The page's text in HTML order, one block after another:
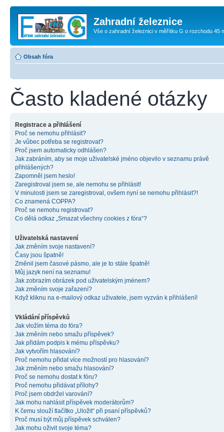
Zahradní železnice
Vše o zahradní železnici v měřítku G o rozchodu 45
Obsah fóra
Často kladené otázky
Registrace a přihlášení
Proč se nemohu přihlásit?
Je vůbec potřeba se registrovat?
Proč jsem automaticky odhlášen?
Jak zabráním, aby se moje uživatelské jméno objevilo v seznamu právě
přihlášených?
Zapomněl jsem heslo!
Zaregistroval jsem se, ale nemohu se přihlásit!
V minulosti jsem se zaregistroval, ovšem nyní se nemohu přihlásit?!
Co znamená COPPA?
Proč se nemohu registrovat?
Co dělá odkaz „Smazat všechny cookies z fóra“?
Uživatelská nastavení
Jak změním svoje nastavení?
Časy jsou špatně!
Změnil jsem časové pásmo, ale je to stále špatně!
Můj jazyk není na seznamu!
Jak zobrazím obrázek pod uživatelským jménem?
Jak změním svoje zařazení?
Když kliknu na e-mailový odkaz uživatele, jsem vyzván k přihlášení!
Vkládání příspěvků
Jak vložím téma do fóra?
Jak změním nebo smažu příspěvek?
Jak přidám podpis k mému příspěvku?
Jak vytvořím hlasování?
Proč nemohu přidat více možností pro hlasování?
Jak změním nebo smažu hlasování?
Proč se nemohu dostat k fóru?
Proč nemohu přidávat přílohy?
Proč jsem obdržel varování?
Jak mohu nahlásit příspěvek moderátorům?
K čemu slouží tlačítko „Uložit“ při psaní příspěvků?
Proč musí být můj příspěvek schválen?
Jak mohu oživit svoje téma?